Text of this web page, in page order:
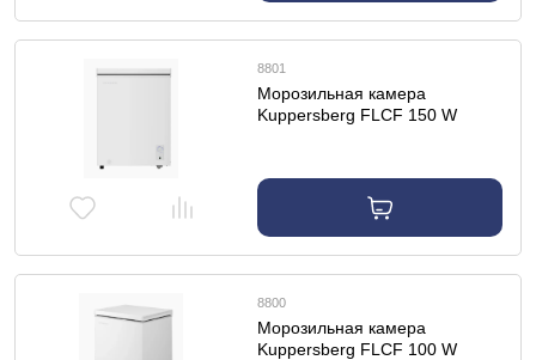
8801
Морозильная камера
Kuppersberg FLCF 150 W
8800
Морозильная камера
Kuppersberg FLCF 100 W